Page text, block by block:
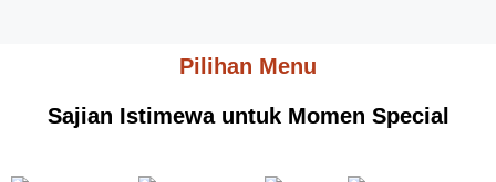
Pilihan Menu
Sajian Istimewa untuk Momen Special